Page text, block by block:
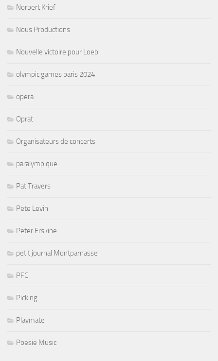
Norbert Krief
Nous Productions
Nouvelle victoire pour Loeb
olympic games paris 2024
opera
Oprat
Organisateurs de concerts
paralympique
Pat Travers
Pete Levin
Peter Erskine
petit journal Montparnasse
PFC
Picking
Playmate
Poesie Music